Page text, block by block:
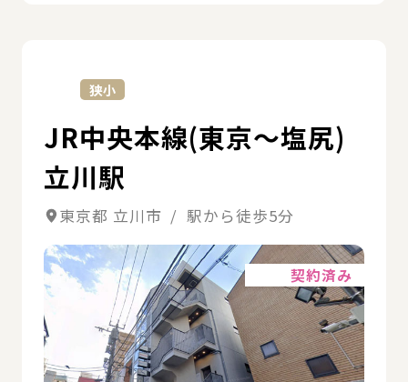
狭小
JR中央本線(東京～塩尻)
立川駅
東京都 立川市 / 駅から徒歩5分
契約済み